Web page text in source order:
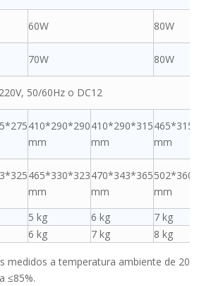
60W
80W
70W
80W
50/60Hz o DC12
410*290*290
mm
410*290*315
mm
mm
465*330*323
mm
470*343*365
mm
mm
5 kg 6 kg
7 kg
6 kg 7 kg 8 kg
medidos a temperatura ambiente de 20
≤85%.